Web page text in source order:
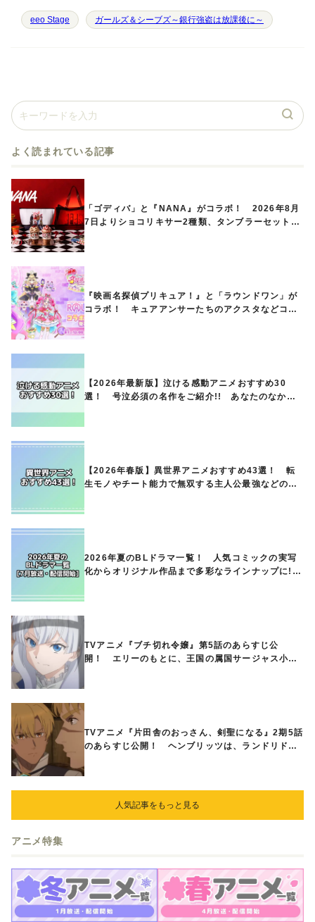
eeo Stage ガールズ＆シーブズ～銀行強盗は放課後に～
よく読まれている記事
「ゴディバ」と『NANA』がコラボ！ 2026年8月
7日よりショコリキサー2種類、タンブラーセットな
『映画名探偵プリキュア！』と「ラウンドワン」が
コラボ！ キュアアンサーたちのアクスタなどコラ
【2026年最新版】泣ける感動アニメおすすめ30
選！ 号泣必須の名作をご紹介!! あなたのなかの
【2026年春版】異世界アニメおすすめ43選！ 転
生モノやチート能力で無双する主人公最強などの人
2026年夏のBLドラマ一覧！ 人気コミックの実写
化からオリジナル作品まで多彩なラインナップに!!
TVアニメ『ブチ切れ令嬢』第5話のあらすじ公
開！ エリーのもとに、王国の属国サージャス小王
TVアニメ『片田舎のおっさん、剣聖になる』2期5話
のあらすじ公開！ ヘンブリッツは、ランドリドに
人気記事をもっと見る
アニメ特集